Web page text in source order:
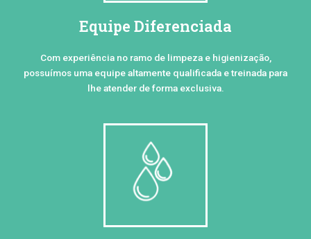
Equipe Diferenciada
Com experiência no ramo de limpeza e higienização,
possuímos uma equipe altamente qualificada e treinada para
lhe atender de forma exclusiva.